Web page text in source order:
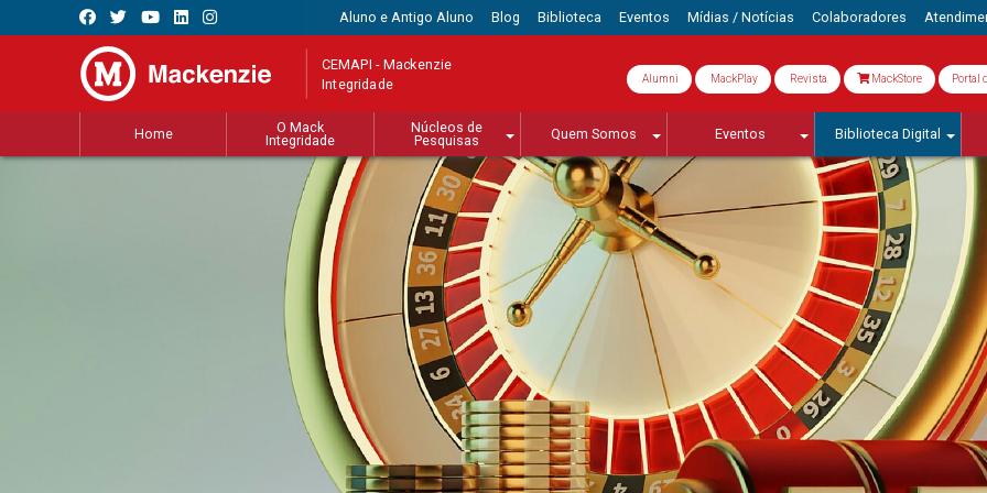
Aluno e Antigo Aluno Blog Biblioteca Eventos Mídias / Notícias Colaboradores
CEMAPI - Mackenzie
Integridade Alumni MackPlay Revista MackStore Portal
Home
O Mack
Integridade
Núcleos de
Pesquisas
Quem Somos Eventos Biblioteca Digital